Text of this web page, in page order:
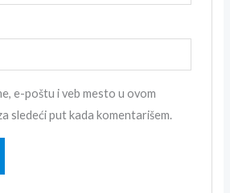
e-poštu i veb mesto u ovom
sledeći put kada komentarišem.